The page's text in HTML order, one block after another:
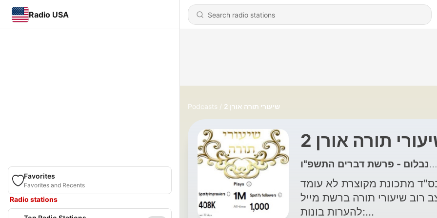
Radio USA
Favorites
Favorites and Recents
Radio stations
Podcasts שיעורי תורה אורן 2
תורה אורן 2
מתכונת מקוצרת לא עומד
רוב שיעורי תורה ברשת מייל
להערות בונות: